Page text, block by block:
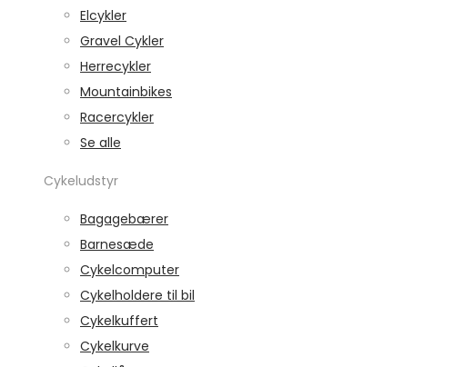
Elcykler
Gravel Cykler
Herrecykler
Mountainbikes
Racercykler
Se alle
Cykeludstyr
Bagagebærer
Barnesæde
Cykelcomputer
Cykelholdere til bil
Cykelkuffert
Cykelkurve